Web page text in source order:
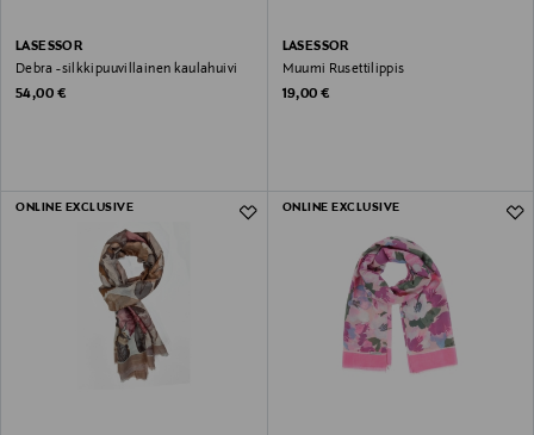
LASESSOR
Debra -silkkipuuvillainen kaulahuivi
Original Price
54,00 €
LASESSOR
Muumi Rusettilippis
Original Price
19,00 €
ONLINE EXCLUSIVE ONLINE EXCLUSIVE